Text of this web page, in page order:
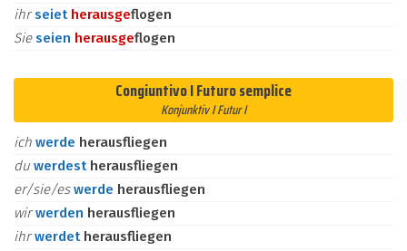
ihrseiet herausgeflogen
Sieseien herausgeflogen
Congiuntivo I Futuro semplice
Konjunktiv I Futur I
ich werde herausfliegen
du werdest herausfliegen
er/sie/eswerde herausfliegen
wirwerden herausfliegen
ihrwerdet herausfliegen